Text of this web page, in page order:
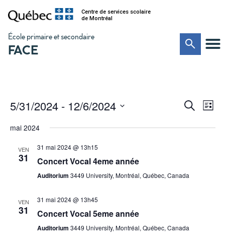
Centre de services scolaire
de Montréal
École primaire et secondaire
FACE
et
vues
Recherche
de
Liste
5/31/2024 - 12/6/2024
une
mai 2024
VEN
31
31 mai 2024 @ 13h15
Concert Vocal 4eme année
Auditorium 3449 University, Montréal, Québec, Canada
VEN
31
31 mai 2024 @ 13h45
Concert Vocal 5eme année
Auditorium 3449 University, Montréal, Québec, Canada